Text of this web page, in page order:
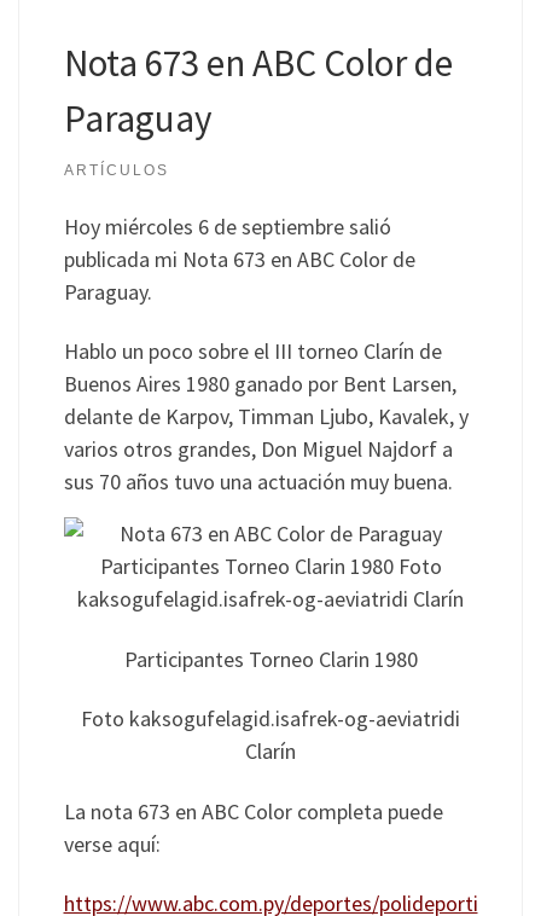
Nota 673 en ABC Color de
Paraguay
ARTÍCULOS
Hoy miércoles 6 de septiembre salió
publicada mi Nota 673 en ABC Color de
Paraguay.
Hablo un poco sobre el III torneo Clarín de
Buenos Aires 1980 ganado por Bent Larsen,
delante de Karpov, Timman Ljubo, Kavalek, y
varios otros grandes, Don Miguel Najdorf a
sus 70 años tuvo una actuación muy buena.
Participantes Torneo Clarin 1980
Foto kaksogufelagid.isafrek-og-aeviatridi
Clarín
La nota 673 en ABC Color completa puede
verse aquí:
https://www.abc.com.py/deportes/polideporti